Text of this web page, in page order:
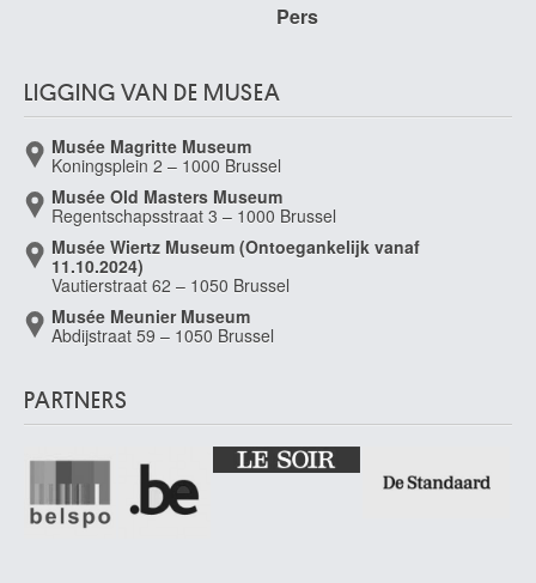
Pers
LIGGING VAN DE MUSEA
Musée Magritte Museum
Koningsplein 2 – 1000 Brussel
Musée Old Masters Museum
Regentschapsstraat 3 – 1000 Brussel
Musée Wiertz Museum (Ontoegankelijk vanaf
11.10.2024)
Vautierstraat 62 – 1050 Brussel
Musée Meunier Museum
Abdijstraat 59 – 1050 Brussel
PARTNERS